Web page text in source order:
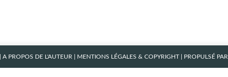
A PROPOS DE L'AUTEUR MENTIONS LÉGALES & COPYRIGHT| PROPULSÉ PAR